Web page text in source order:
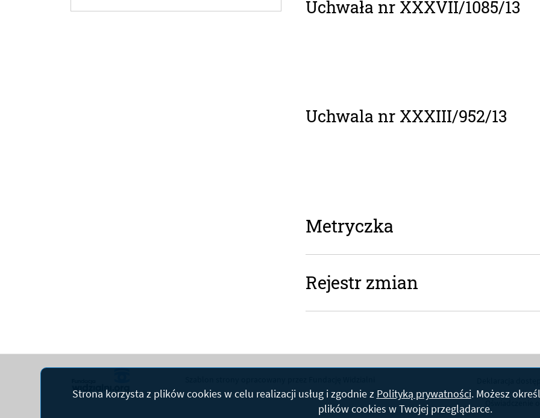
Strona korzysta z plikówcookies w celu realizacji usług i zgodnie z Polityką prywatności. Możesz
plikówcookies w Twojej przeglądarce.
Uchwała nr XXXVII/1085/13
Uchwala nr XXXIII/952/13
Metryczka
Metryczka
Rejestr zmian
Rejestr zmian